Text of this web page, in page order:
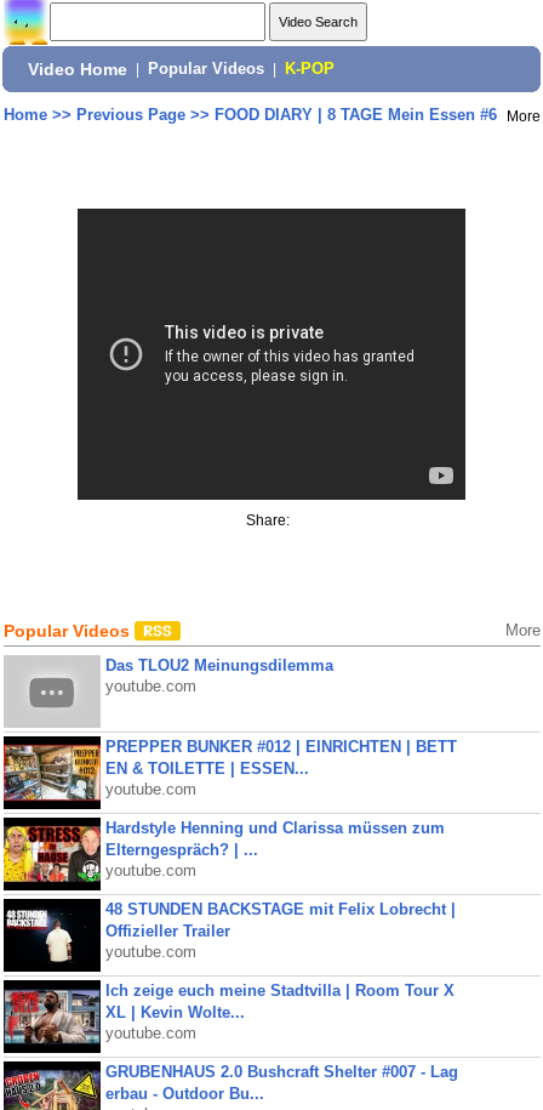
Video Home Popular Videos K-POP
Home>> Previous Page>> FOOD DIARY | 8 TAGE Mein Essen #6 More
Share:
Popular Videos More
Das TLOU2 Meinungsdilemma
youtube.com
PREPPER BUNKER #012 | EINRICHTEN | BETT
EN & TOILETTE | ESSEN...
youtube.com
Hardstyle Henning und Clarissa müssen zum
Elterngespräch? | ...
youtube.com
48 STUNDEN BACKSTAGE mit Felix Lobrecht |
Offizieller Trailer
youtube.com
Ich zeige euch meine Stadtvilla | Room Tour X
XL | Kevin Wolte...
youtube.com
GRUBENHAUS 2.0 Bushcraft Shelter #007 - Lag
erbau - Outdoor Bu...